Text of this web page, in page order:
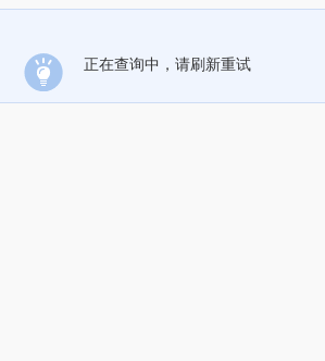
正在查询中，请刷新重试